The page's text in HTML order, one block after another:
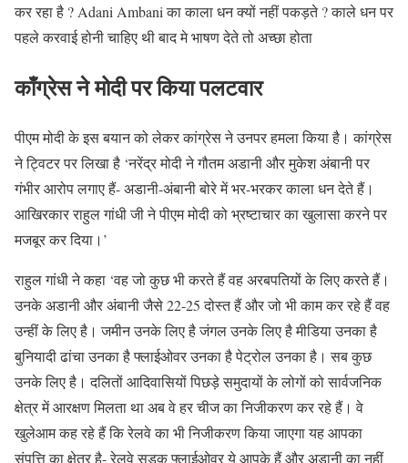
कर रहा है ? Adani Ambani का काला धन क्यों नहीं पकड़ते ? काले धन पर
पहले करवाई होनी चाहिए थी बाद मे भाषण देते तो अच्छा होता
काँग्रेस ने मोदी पर किया पलटवार
पीएम मोदी के इस बयान को लेकर कांग्रेस ने उनपर हमला किया है। कांग्रेस
ने ट्विटर पर लिखा है ‘नरेंद्र मोदी ने गौतम अडानी और मुकेश अंबानी पर
गंभीर आरोप लगाए हैं- अडानी-अंबानी बोरे में भर-भरकर काला धन देते हैं।
आखिरकार राहुल गांधी जी ने पीएम मोदी को भ्रष्टाचार का खुलासा करने पर
मजबूर कर दिया।’
राहुल गांधी ने कहा ‘वह जो कुछ भी करते हैं वह अरबपतियों के लिए करते हैं।
उनके अडानी और अंबानी जैसे 22-25 दोस्त हैं और जो भी काम कर रहे हैं वह
उन्हीं के लिए है। जमीन उनके लिए है जंगल उनके लिए है मीडिया उनका है
बुनियादी ढांचा उनका है फ्लाईओवर उनका है पेट्रोल उनका है। सब कुछ
उनके लिए है। दलितों आदिवासियों पिछड़े समुदायों के लोगों को सार्वजनिक
क्षेत्र में आरक्षण मिलता था अब वे हर चीज का निजीकरण कर रहे हैं। वे
खुलेआम कह रहे हैं कि रेलवे का भी निजीकरण किया जाएगा यह आपका
संपत्ति का क्षेत्र है- रेलवे सड़क फ्लाईओवर ये आपके हैं और अडानी का नहीं